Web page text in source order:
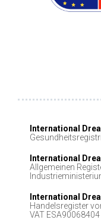
International
International
Allgemeinen
International
Handelsregister
VAT ESA90068404